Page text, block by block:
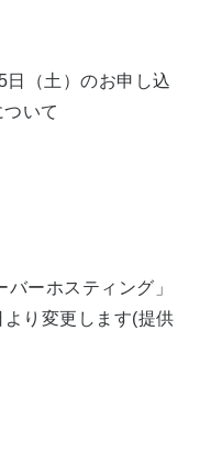
（土）のお申し込
いて
バーホスティング」
り変更します(提供